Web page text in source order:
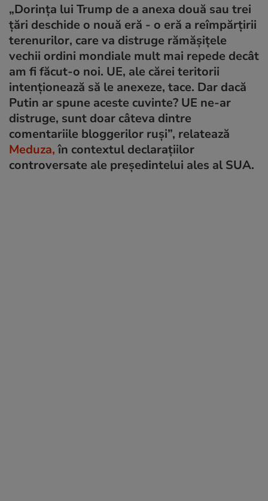
„Dorința lui Trump de a anexa două sau trei
țări deschide o nouă eră - o eră a reîmpărțirii
terenurilor, care va distruge rămășițele
vechii ordini mondiale mult mai repede decât
am fi făcut-o noi. UE, ale cărei teritorii
intenționează să le anexeze, tace. Dar dacă
Putin ar spune aceste cuvinte? UE ne-ar
distruge, sunt doar câteva dintre
comentariile bloggerilor ruși”, relatează
Meduza,în contextul declarațiilor
controversate ale președintelui ales al SUA.